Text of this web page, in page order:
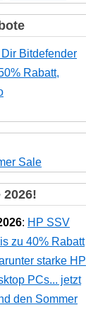
Bitdefender
Rabatt,
2026!
: HP SSV
zu 40% Rabatt
starke HP
PCs... jetzt
den Sommer